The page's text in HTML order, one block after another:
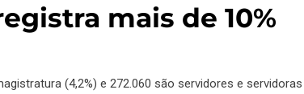
mais de 10%
(4,2%) e 272.060 são servidores e servidoras